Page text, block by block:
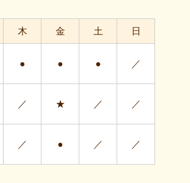
木 金 土 日
● ● ● ／
／ ★ ／ ／
／ ● ／ ／